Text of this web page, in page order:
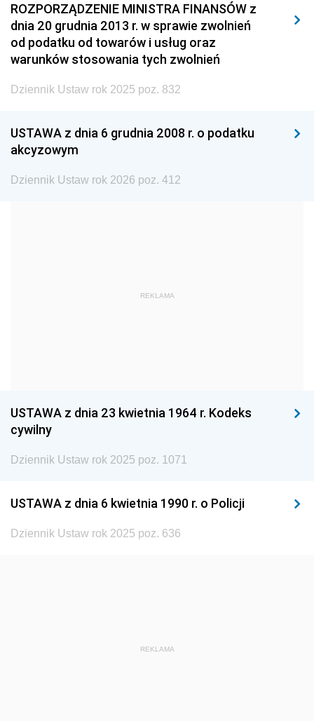
ROZPORZĄDZENIE MINISTRA FINANSÓW z
dnia 20 grudnia 2013 r. w sprawie zwolnień
od podatku od towarów i usług oraz
warunków stosowania tych zwolnień
Dziennik Ustaw rok 2025 poz. 832
USTAWA z dnia 6 grudnia 2008 r. o podatku
akcyzowym
Dziennik Ustaw rok 2026 poz. 412
REKLAMA
USTAWA z dnia 23 kwietnia 1964 r. Kodeks
cywilny
Dziennik Ustaw rok 2025 poz. 1071
USTAWA z dnia 6 kwietnia 1990 r. o Policji
Dziennik Ustaw rok 2025 poz. 636
REKLAMA